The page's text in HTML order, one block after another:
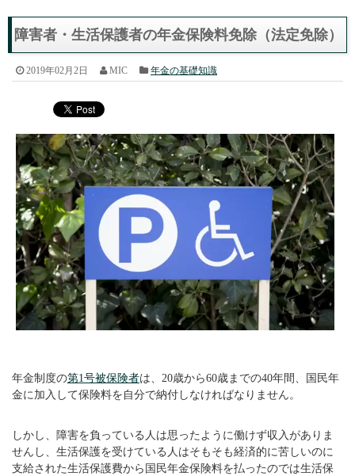
障害者・生活保護者の年金保険料免除（法定免除）
2019年02月2日 MIC 年金の基礎知識
年金制度の第1号被保険者は、20歳から60歳までの40年間、国民年
金に加入して保険料を自分で納付しなければなりません。
しかし、障害を負っている人は思ったように働けず収入がありま
せんし、生活保護を受けている人はそもそも経済的に苦しいのに
支給された生活保護費から国民年金保険料を払ったのでは生活保